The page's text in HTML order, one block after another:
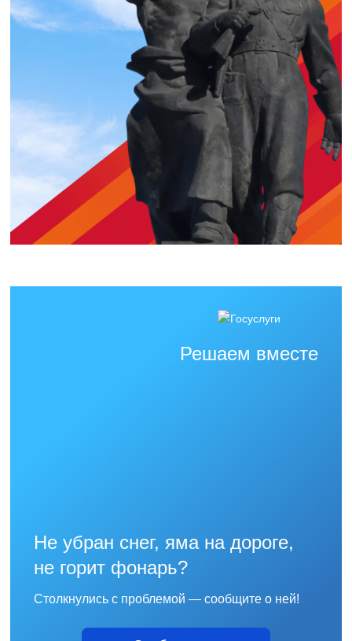
Решаем вместе
Не убран снег, яма на дороге,
не горит фонарь?
Столкнулись с проблемой — сообщите о ней!